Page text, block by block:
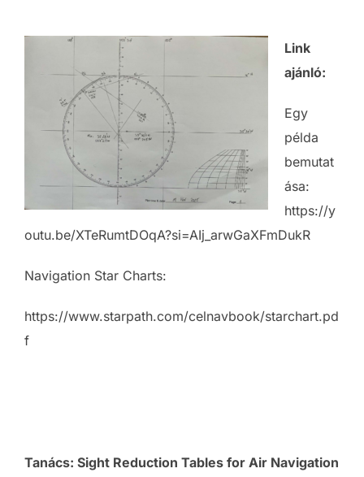
Link
ajánló:
Egy
példa
bemutat
ása:
https://y
outu.be/XTeRumtDOqA?si=AIj_arwGaXFmDukR
Navigation Star Charts:
https://www.starpath.com/celnavbook/starchart.pd
f
Tanács: Sight Reduction Tables for Air Navigation